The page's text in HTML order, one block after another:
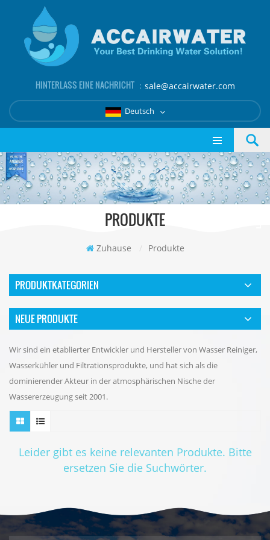
HINTERLASS EINE NACHRICHT ： sale@accairwater.com
Deutsch
PRODUKTE
Zuhause / Produkte
PRODUKTKATEGORIEN
NEUE PRODUKTE
Wir sind ein etablierter Entwickler und Hersteller von Wasser Reiniger,
Wasserkühler und Filtrationsprodukte, und hat sich als die
dominierender Akteur in der atmosphärischen Nische der
Wassererzeugung seit 2001.
Leider gibt es keine relevanten Produkte. Bitte
ersetzen Sie die Suchwörter.